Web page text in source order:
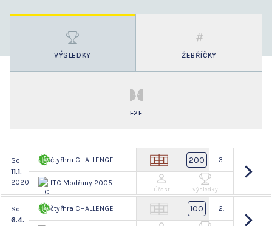
VÝSLEDKY ŽEBŘÍČKY
F2F
So
11.1.
2020
čtyřhra CHALLENGE
LTC Modřany 2005
200 3.
Účast Výsledky
So
6.4.
čtyřhra CHALLENGE 100 2.